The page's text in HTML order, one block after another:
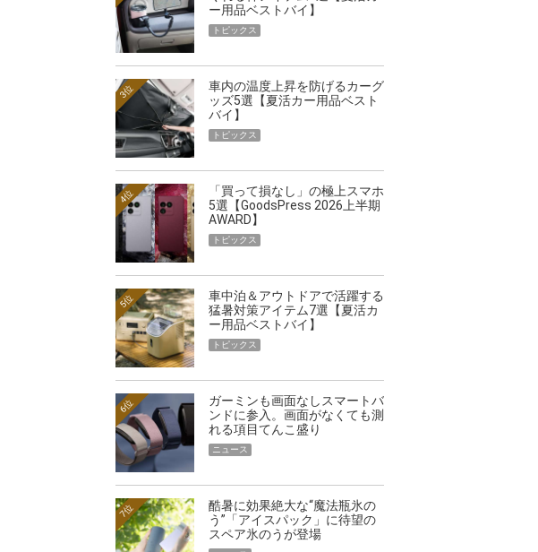
ー用品ベストバイ】
トピックス
車内の温度上昇を防げるカーグ
ッズ5選【夏活カー用品ベスト
バイ】
3位
トピックス
「買って損なし」の極上スマホ
5選【GoodsPress 2026上半期
AWARD】
4位
トピックス
車中泊＆アウトドアで活躍する
猛暑対策アイテム7選【夏活カ
ー用品ベストバイ】
5位
トピックス
ガーミンも画面なしスマートバ
ンドに参入。画面がなくても測
れる項目てんこ盛り
6位
ニュース
酷暑に効果絶大な“魔法瓶氷の
う”「アイスパック」に待望の
スペア氷のうが登場
7位